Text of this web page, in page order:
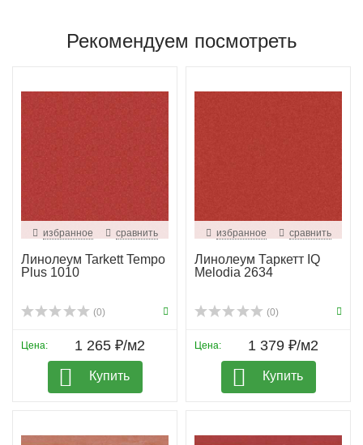
Рекомендуем посмотреть
избранное сравнить
Линолеум Tarkett Tempo
Plus 1010
(0)
Цена: 1 265 ₽/м2
Купить
избранное сравнить
Линолеум Таркетт IQ
Melodia 2634
(0)
Цена: 1 379 ₽/м2
Купить